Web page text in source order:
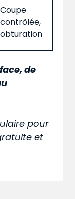
Coupe
contrôlée,
obturation
de
pour
et